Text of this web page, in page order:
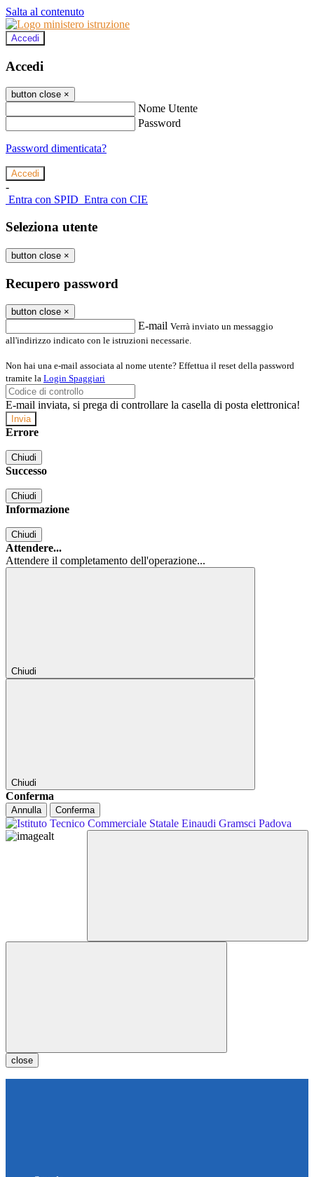
Salta al contenuto
Accedi
Accedi
button close ×
Nome Utente
Password
Password dimenticata?
-
Entra con SPID Entra con CIE
Seleziona utente
button close ×
Recupero password
button close ×
E-mail Verrà inviato un messaggio
all'indirizzo indicato con le istruzioni necessarie.
Non hai una e-mail associata al nome utente? Effettua il reset della password
tramite la Login Spaggiari
E-mail inviata, si prega di controllare la casella di posta elettronica!
Errore
Chiudi
Successo
Chiudi
Informazione
Chiudi
Attendere...
Attendere il completamento dell'operazione...
Chiudi
Chiudi
Conferma
Annulla Conferma
close